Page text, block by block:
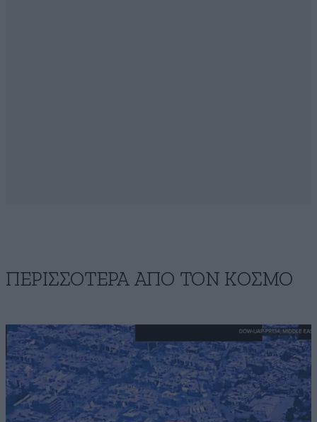
ΠΕΡΙΣΣΟΤΕΡΑ ΑΠΟ ΤΟΝ ΚΟΣΜΟ